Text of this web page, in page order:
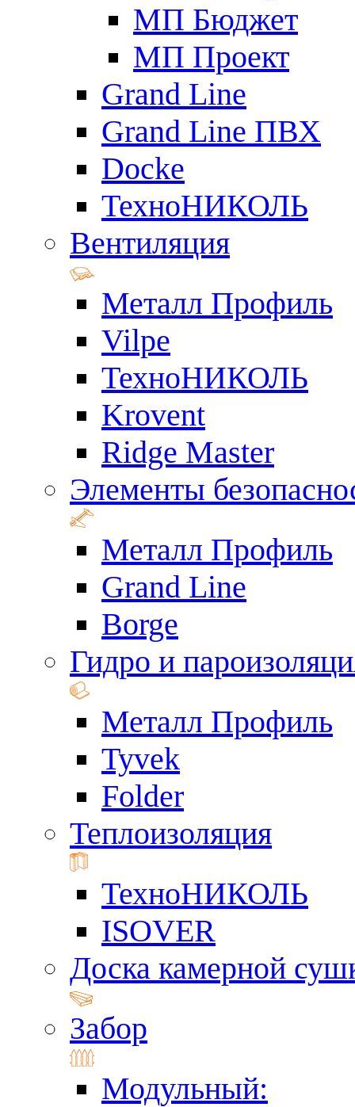
МП Бюджет
МП Проект
Grand Line
Grand Line ПВХ
Docke
ТехноНИКОЛЬ
Вентиляция
Металл Профиль
Vilpe
ТехноНИКОЛЬ
Krovent
Ridge Master
Элементы
Металл Профиль
Grand Line
Borge
Гидро и
Металл Профиль
Tyvek
Folder
Теплоизоляция
ТехноНИКОЛЬ
ISOVER
Доска камерной
Забор
Модульный: